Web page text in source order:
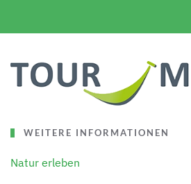
WEITERE INFORMATIONEN
Natur erleben